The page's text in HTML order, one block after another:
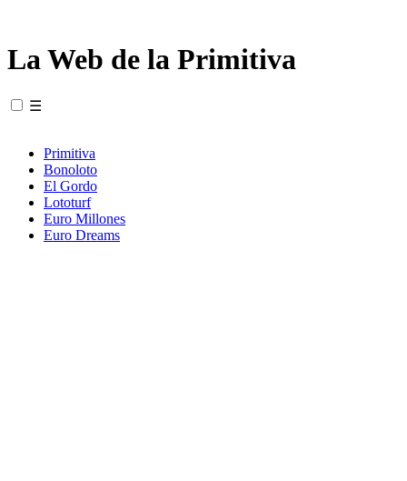
La Web de la Primitiva
☰
Primitiva
Bonoloto
El Gordo
Lototurf
Euro Millones
Euro Dreams